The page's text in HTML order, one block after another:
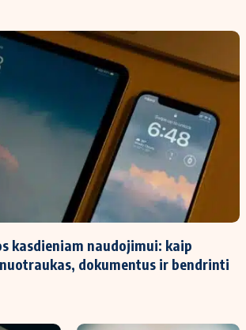
kasdieniam naudojimui: kaip
dokumentus ir bendrinti